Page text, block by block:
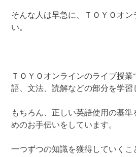
そんな人は早急に、ＴＯＹＯオン
い。
ＴＯＹＯオンラインのライブ授
語、文法、読解などの部分を学習
もちろん、正しい英語使用の基
めのお手伝いをしています。
一つずつの知識を獲得していくこ